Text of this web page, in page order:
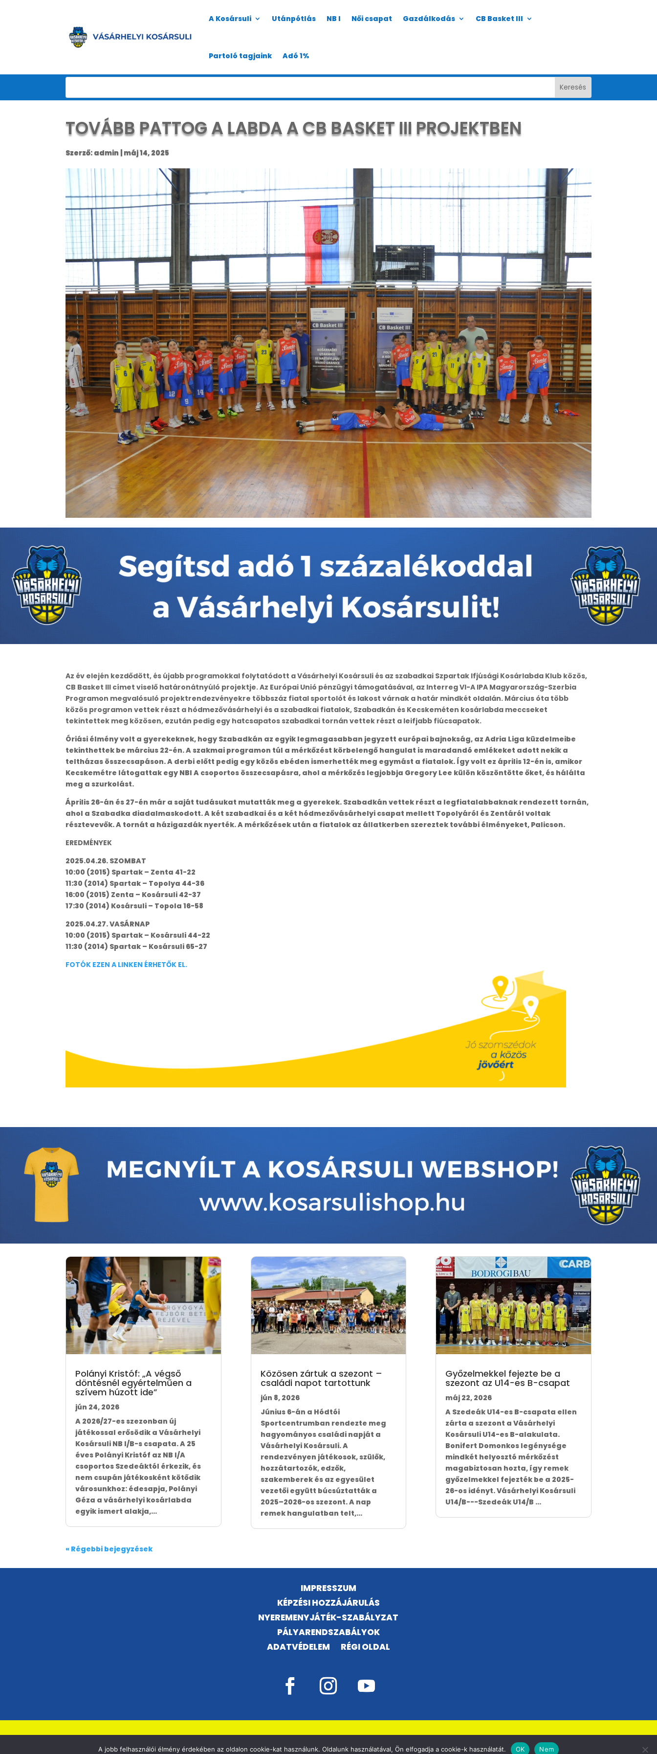
A Kosársuli Utánpótlás NB I Női csapat Gazdálkodás CB Basket III
Partoló tagjaink Adó 1%
TOVÁBB PATTOG A LABDA A CB BASKET III PROJEKTBEN
Szerző: admin | máj 14, 2025
Az év elején kezdődött, és újabb programokkal folytatódott a Vásárhelyi Kosársuli és az szabadkai Szpartak Ifjúsági Kosárlabda Klub közös,
CB Basket III címet viselő határonátnyúló projektje. Az Európai Unió pénzügyi támogatásával, az Interreg VI-A IPA Magyarország-Szerbia
Programon megvalósuló projektrendezvényekre többszáz fiatal sportolót és lakost várnak a határ mindkét oldalán. Március óta több
közös programon vettek részt a hódmezővásárhelyi és a szabadkai fiatalok, Szabadkán és Kecskeméten kosárlabda meccseket
tekintettek meg közösen, ezután pedig egy hatcsapatos szabadkai tornán vettek részt a leifjabb fiúcsapatok.
Óriási élmény volt a gyerekeknek, hogy Szabadkán az egyik legmagasabban jegyzett európai bajnokság, az Adria Liga küzdelmeibe
tekinthettek be március 22-én. A szakmai programon túl a mérkőzést körbelengő hangulat is maradandó emlékeket adott nekik a
teltházas összecsapáson. A derbi előtt pedig egy közös ebéden ismerhették meg egymást a fiatalok. Így volt ez április 12-én is, amikor
Kecskemétre látogattak egy NBI A csoportos összecsapásra, ahol a mérkőzés legjobbja Gregory Lee külön köszöntötte őket, és hálálta
meg a szurkolást.
Április 26-án és 27-én már a saját tudásukat mutatták meg a gyerekek. Szabadkán vettek részt a legfiatalabbaknak rendezett tornán,
ahol a Szabadka diadalmaskodott. A két szabadkai és a két hódmezővásárhelyi csapat mellett Topolyáról és Zentáról voltak
résztevevők. A tornát a házigazdák nyerték. A mérkőzések után a fiatalok az állatkerben szereztek további élményeket, Palicson.
EREDMÉNYEK
2025.04.26. SZOMBAT
10:00 (2015) Spartak – Zenta 41-22
11:30 (2014) Spartak – Topolya 44-36
16:00 (2015) Zenta – Kosársuli 42-37
17:30 (2014) Kosársuli – Topola 16-58
2025.04.27. VASÁRNAP
10:00 (2015) Spartak – Kosársuli 44-22
11:30 (2014) Spartak – Kosársuli 65-27
FOTÓK EZEN A LINKEN ÉRHETŐK EL.
Polányi Kristóf: „A végső
döntésnél egyértelműen a
szívem húzott ide”
jún 24, 2026
A 2026/27-es szezonban új
játékossal erősödik a Vásárhelyi
Kosársuli NB I/B-s csapata. A 25
éves Polányi Kristóf az NB I/A
csoportos Szedeáktól érkezik, és
nem csupán játékosként kötődik
városunkhoz: édesapja, Polányi
Géza a vásárhelyi kosárlabda
egyik ismert alakja,...
Közösen zártuk a szezont –
családi napot tartottunk
jún 8, 2026
Június 6-án a Hódtói
Sportcentrumban rendezte meg
hagyományos családi napját a
Vásárhelyi Kosársuli. A
rendezvényen játékosok, szülők,
hozzátartozók, edzők,
szakemberek és az egyesület
vezetői együtt búcsúztatták a
2025–2026-os szezont. A nap
remek hangulatban telt,...
Győzelmekkel fejezte be a
szezont az U14-es B-csapat
máj 22, 2026
A Szedeák U14-es B-csapata ellen
zárta a szezont a Vásárhelyi
Kosársuli U14-es B-alakulata.
Bonifert Domonkos legénysége
mindkét helyosztó mérkőzést
magabiztosan hozta, így remek
győzelmekkel fejezték be a 2025-
26-os idényt. Vásárhelyi Kosársuli
U14/B---Szedeák U14/B ...
« Régebbi bejegyzések
IMPRESSZUM
KÉPZÉSI HOZZÁJÁRULÁS
NYEREMENYJÁTÉK-SZABÁLYZAT
PÁLYARENDSZABÁLYOK
ADATVÉDELEM
RÉGI OLDAL
© VÁSÁRHELYI KOSÁRSULI, MINDEN JOG FENNTARTVA!
A jobb felhasználói élmény érdekében az oldalon cookie-kat használunk. Oldalunk használatával, Ön elfogadja a cookie-k használatát. OK Nem